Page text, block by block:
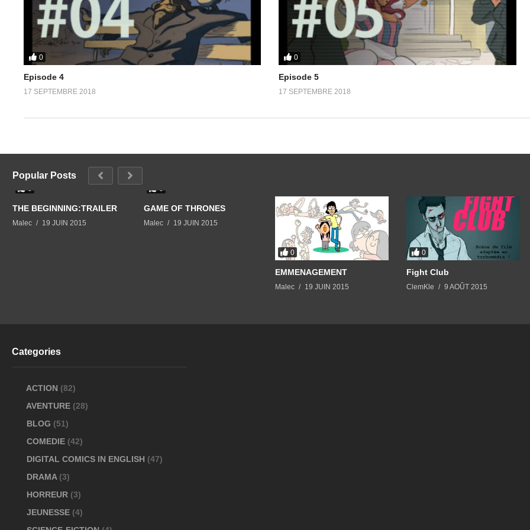
0
Episode 4
17 SEPTEMBRE 2018
0
Episode 5
17 SEPTEMBRE 2018
Popular Posts
THE BEGINNING:TRAILER
Malec 19 JUIN 2015
GAME OF THRONES
Malec 19 JUIN 2015
0
EMMENAGEMENT
Malec 19 JUIN 2015
0
Fight Club
ClemKle 9 AOÛT 2015
Categories
ACTION (82)
AVENTURE (28)
BLOG (51)
COMEDIE (42)
DIGITAL COMICS IN ENGLISH (47)
DRAMA (3)
HORREUR (3)
JEUNESSE (4)